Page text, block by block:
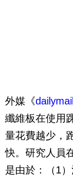
外媒《dailymail
纖維板在使用
量花費越少，
快。研究人員
是由於：（1